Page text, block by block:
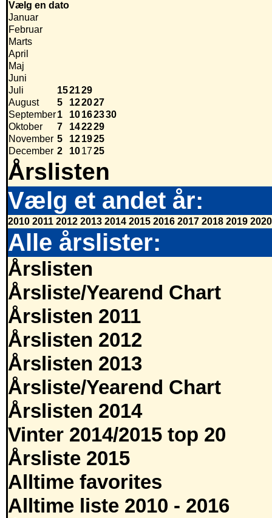
Vælg en dato
Januar
Februar
Marts
April
Maj
Juni
Juli
152129
August
5 122027
September1 10162330
Oktober
7 142229
November 5 121925
December 2 101725
Årslisten
Vælg et andet år:
2010 2011 2012 2013 2014 2015 2016 2017 2018 2019 2020
Alle årslister:
Årslisten
Årsliste/Yearend Chart
Årslisten 2011
Årslisten 2012
Årslisten 2013
Årsliste/Yearend Chart
Årslisten 2014
Vinter 2014/2015 top 20
Årsliste 2015
Alltime favorites
Alltime liste 2010 - 2016